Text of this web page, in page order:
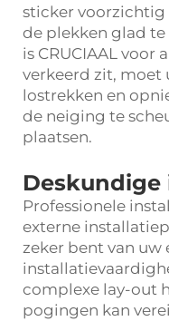
sticker voorzichtig
de plekken glad
is CRUCIAAL voor
verkeerd zit, moet
lostrekken en
de neiging te
plaatsen.
Deskundige
Professionele
externe
zeker bent van uw
complexe lay-out
pogingen kan